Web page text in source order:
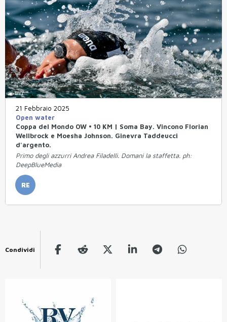
21 Febbraio 2025
Open water
Coppa del Mondo OW • 10 KM | Soma Bay. Vincono Florian
Wellbrock e Moesha Johnson. Ginevra Taddeucci
d'argento.
Primo degli azzurri Andrea Filadelli. Domani la staffetta. ph:
DeepBlueMedia
RE
Condividi